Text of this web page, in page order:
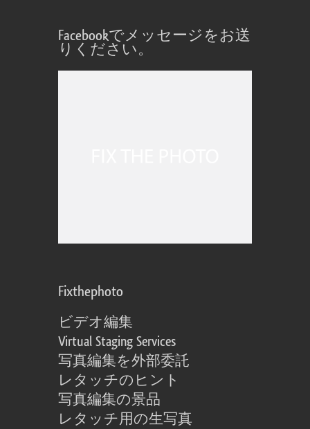
Facebookでメッセージをお送
りください。
Fixthephoto
ビデオ編集
Virtual Staging Services
写真編集を外部委託
レタッチのヒント
写真編集の景品
レタッチ用の生写真